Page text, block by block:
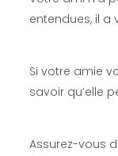
entendues, il a
Si votre amie
savoir qu’elle
Assurez-vous